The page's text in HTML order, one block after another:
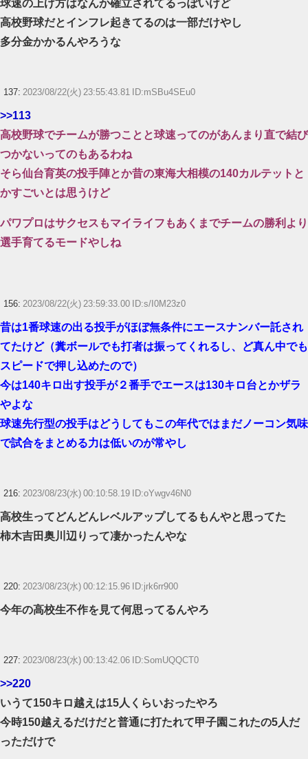
球速の上げ方はなんか確立されてるっぽいけど
高校野球だとインフレ起きてるのは一部だけやし
多分金かかるんやろうな
137: 2023/08/22(火) 23:55:43.81 ID:mSBu4SEu0
>>113
高校野球でチームが勝つことと球速ってのがあんまり直で結び
つかないってのもあるわね
そら仙台育英の投手陣とか昔の東海大相模の140カルテットと
かすごいとは思うけど
パワプロはサクセスもマイライフもあくまでチームの勝利より
選手育てるモードやしね
156: 2023/08/22(火) 23:59:33.00 ID:s/I0M23z0
昔は1番球速の出る投手がほぼ無条件にエースナンバー託され
てたけど（糞ボールでも打者は振ってくれるし、ど真ん中でも
スピードで押し込めたので）
今は140キロ出す投手が２番手でエースは130キロ台とかザラ
やよな
球速先行型の投手はどうしてもこの年代ではまだノーコン気味
で試合をまとめる力は低いのが常やし
216: 2023/08/23(水) 00:10:58.19 ID:oYwgv46N0
高校生ってどんどんレベルアップしてるもんやと思ってた
柿木吉田奥川辺りって凄かったんやな
220: 2023/08/23(水) 00:12:15.96 ID:jrk6rr900
今年の高校生不作を見て何思ってるんやろ
227: 2023/08/23(水) 00:13:42.06 ID:SomUQQCT0
>>220
いうて150キロ越えは15人くらいおったやろ
今時150越えるだけだと普通に打たれて甲子園これたの5人だ
っただけで